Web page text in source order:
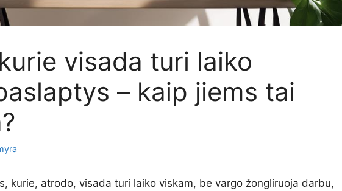
visada turi laiko
– kaip jiems tai
kurie, atrodo, visada turi laiko viskam, be vargo žongliruoja darbu,